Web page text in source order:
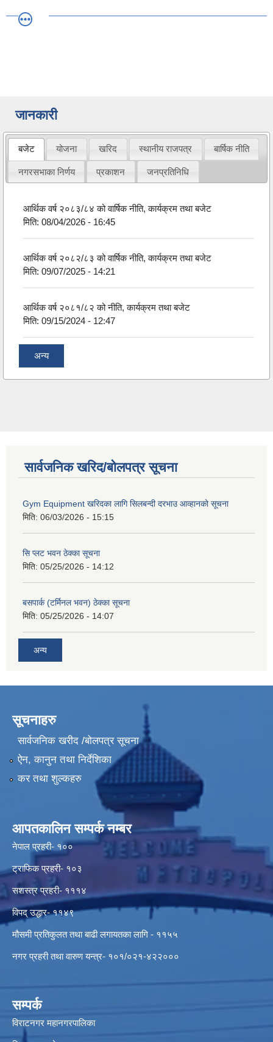
जानकारी
बजेट योजना खरिद स्थानीय राजपत्र बार्षिक नीति
नगरसभाका निर्णय प्रकाशन जनप्रतिनिधि
आर्थिक वर्ष २०८३/८४ को वार्षिक नीति, कार्यक्रम तथा बजेट
मिति:08/04/2026 - 16:45
आर्थिक वर्ष २०८२/८३ को वार्षिक नीति, कार्यक्रम तथा बजेट
मिति:09/07/2025 - 14:21
आर्थिक वर्ष २०८१/८२ को नीति, कार्यक्रम तथा बजेट
मिति:09/15/2024 - 12:47
अन्य
सार्वजनिक खरिद/बोलपत्र सूचना
Gym Equipment खरिदका लागि सिलबन्दी दरभाउ आव्हानको सूचना
मिति: 06/03/2026 - 15:15
सि प्लट भवन ठेक्का सूचना
मिति: 05/25/2026 - 14:12
बसपार्क (टर्मिनल भवन) ठेक्का सूचना
मिति: 05/25/2026 - 14:07
अन्य
सूचनाहरु
सार्वजनिक खरीद /बोलपत्र सूचना
ऐन, कानुन तथा निर्देशिका
कर तथा शुल्कहरु
आपतकालिन सम्पर्क नम्बर
नेपाल प्रहरी- १००
ट्राफिक प्रहरी- १०३
सशस्त्र प्रहरी- १११४
विपद् उद्धार- ११४९
मौसमी प्रतिकुलत तथा बाढी लगायतका लागि - ११५५
नगर प्रहरी तथा वारुण यन्त्र- १०१/०२१-४२२०००
सम्पर्क
विराटनगर महानगरपालिका